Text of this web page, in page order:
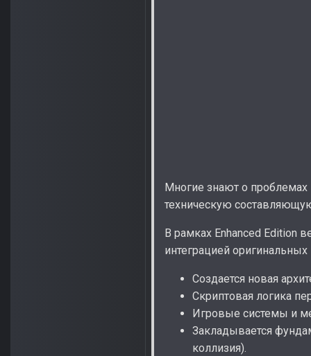
Многие знают о проблемах
техническую
В рамках Enhanced Edition
интеграцией
Создается новая
Скриптовая логика
Игровые системы и
Закладывается
коллизия).